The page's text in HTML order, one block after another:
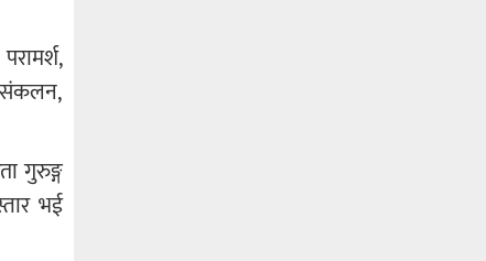
संकलन,
गुरुङ्ग
भई